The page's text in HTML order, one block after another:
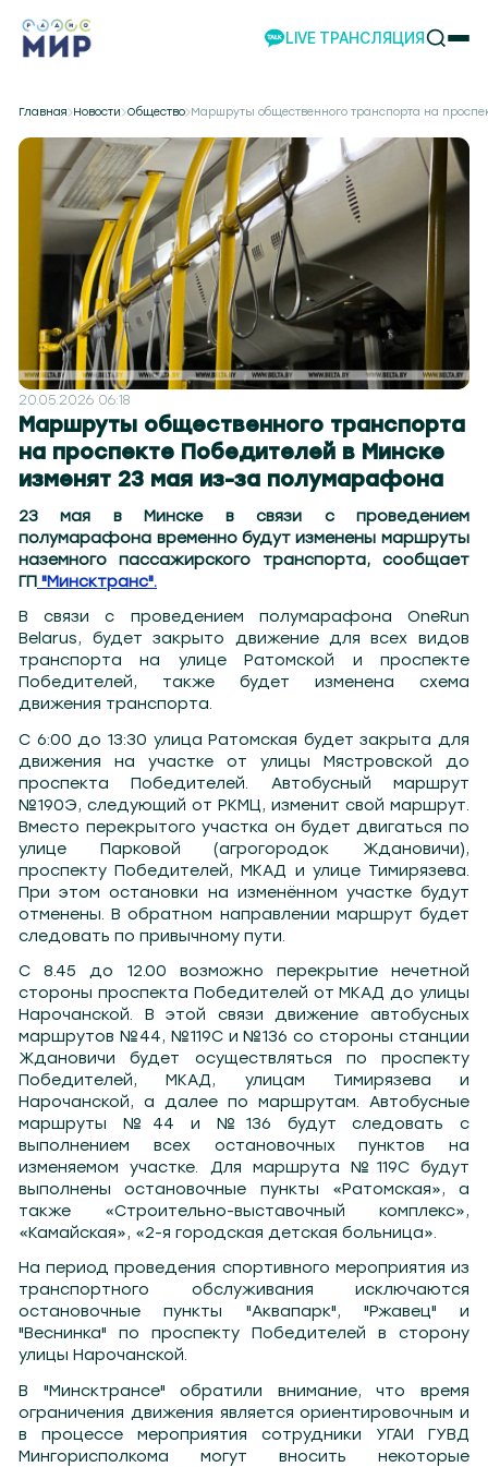
LIVE ТРАНСЛЯЦИЯ
ПРОГРАММЫ
НАШИ СОБЫТИЯ
КОМАНДА
РЕКЛАМА
ВИДЕО
ТЕЛЕСТУДИЯ
НАШЕ ПРИЛОЖЕНИЕ
104.2Могилев 107.8 Гомель 101.7 Барановичи 98.4Пинск 103.2Бобруйск 103.6
Главная Новости Общество Маршруты общественного транспорта на
20.05.2026 06:18
Маршруты общественного транспорта
на проспекте Победителей в Минске
изменят 23 мая из-за полумарафона
23 мая в Минске в связи с проведением
полумарафона временно будут изменены маршруты
наземного пассажирского транспорта, сообщает
ГП "Минсктранс".
В связи с проведением полумарафона OneRun
Belarus, будет закрыто движение для всех видов
транспорта на улице Ратомской и проспекте
Победителей, также будет изменена схема
движения транспорта.
С 6:00 до 13:30 улица Ратомская будет закрыта для
движения на участке от улицы Мястровской до
проспекта Победителей. Автобусный маршрут
№190Э, следующий от РКМЦ, изменит свой маршрут.
Вместо перекрытого участка он будет двигаться по
улице Парковой (агрогородок Ждановичи),
проспекту Победителей, МКАД и улице Тимирязева.
При этом остановки на изменённом участке будут
отменены. В обратном направлении маршрут будет
следовать по привычному пути.
С 8.45 до 12.00 возможно перекрытие нечетной
стороны проспекта Победителей от МКАД до улицы
Нарочанской. В этой связи движение автобусных
маршрутов №44, №119С и №136 со стороны станции
Ждановичи будет осуществляться по проспекту
Победителей, МКАД, улицам Тимирязева и
Нарочанской, а далее по маршрутам. Автобусные
маршруты №44 и №136 будут следовать с
выполнением всех остановочных пунктов на
изменяемом участке. Для маршрута №119С будут
выполнены остановочные пункты «Ратомская», а
также «Строительно-выставочный комплекс»,
«Камайская», «2-я городская детская больница».
На период проведения спортивного мероприятия из
транспортного обслуживания исключаются
остановочные пункты "Аквапарк", "Ржавец" и
"Веснинка" по проспекту Победителей в сторону
улицы Нарочанской.
В "Минсктрансе" обратили внимание, что время
ограничения движения является ориентировочным и
в процессе мероприятия сотрудники УГАИ ГУВД
Мингорисполкома могут вносить некоторые